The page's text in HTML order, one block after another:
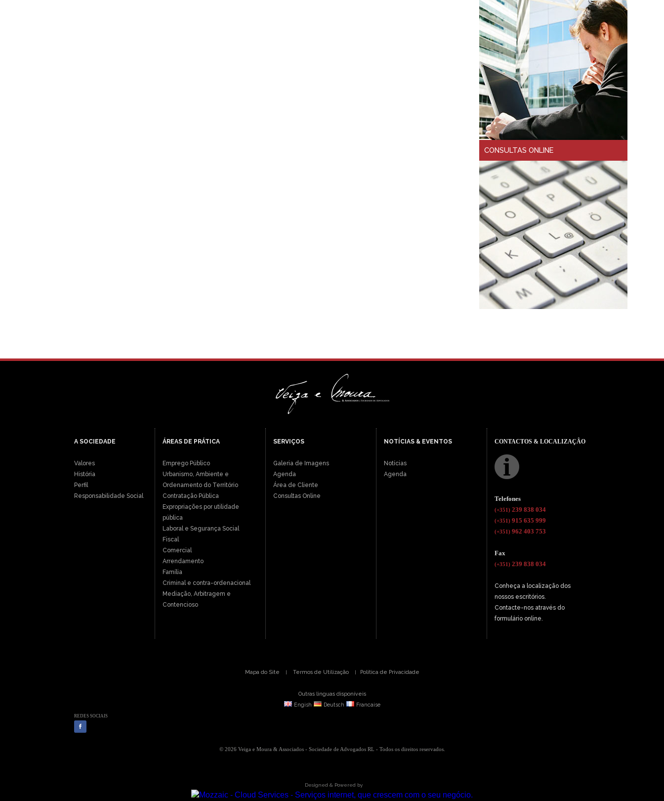
CONSULTAS ONLINE
A SOCIEDADE
Valores
História
Perfil
Responsabilidade Social
ÁREAS DE PRÁTICA
Emprego Público
Urbanismo, Ambiente e
Ordenamento do Território
Contratação Pública
Expropriações por utilidade
pública
Laboral e Segurança Social
Fiscal
Comercial
Arrendamento
Família
Criminal e contra-ordenacional
Mediação, Arbitragem e
Contencioso
SERVIÇOS
Galeria de Imagens
Agenda
Área de Cliente
Consultas Online
NOTÍCIAS & EVENTOS
Notícias
Agenda
CONTACTOS & LOCALIZAÇÂO
Telefones
(+351)239 838 034
(+351)915 635 999
(+351)962 403 753
Fax
(+351)239 838 034
Conheça a localização dos
nossos escritórios.
Contacte-nos através do
formulário online.
Mapa do Site | Termos de Utilização | Politica de Privacidade
Outras linguas disponíveis
Engish
Deutsch Francaise
REDES SOCIAIS
© 2026 Veiga e Moura & Associados - Sociedade de Advogados RL - Todos os direitos reservados.
Designed & Powered by